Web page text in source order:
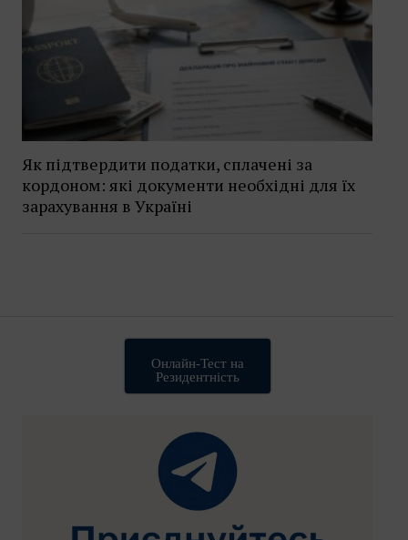
Онлайн-Тест на
Резидентність
Як підтвердити податки, сплачені за
кордоном: які документи необхідні для їх
зарахування в Україні